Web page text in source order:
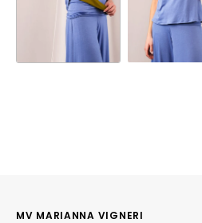
MV MARIANNA VIGNERI